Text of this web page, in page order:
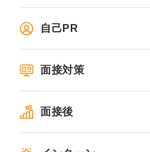
自己PR
面接対策
面接後